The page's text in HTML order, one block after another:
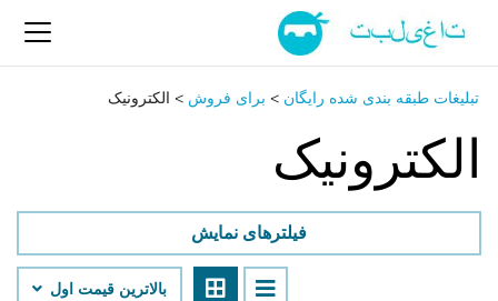
تبلیغات طبقه بندی شده رایگان > برای فروش > الکترونیک
الکترونیک
فیلترهای نمایش
بالاترین قیمت اول